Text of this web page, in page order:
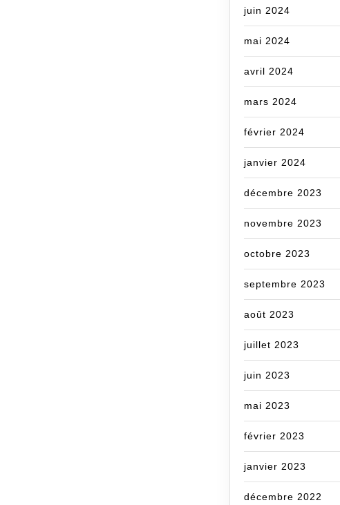
juin 2024
mai 2024
avril 2024
mars 2024
février 2024
janvier 2024
décembre 2023
novembre 2023
octobre 2023
septembre 2023
août 2023
juillet 2023
juin 2023
mai 2023
février 2023
janvier 2023
décembre 2022